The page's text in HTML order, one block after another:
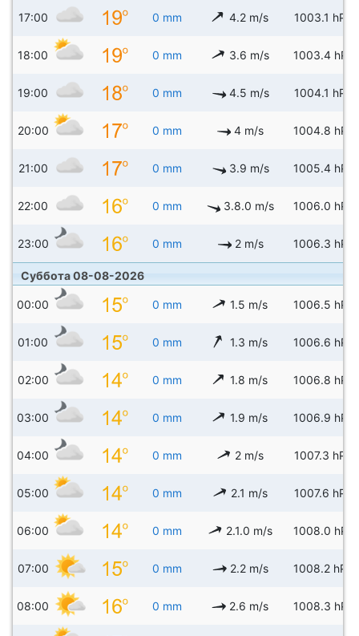
17:00 0 mm 4.2 m/s 1003.1 hPa
18:00 0 mm 3.6 m/s 1003.4 hPa
19:00 0 mm 4.5 m/s 1004.1 hPa
20:00 0 mm 4 m/s 1004.8 hPa
21:00 0 mm 3.9 m/s 1005.4 hPa
22:00 0 mm 3.8.0 m/s 1006.0 hPa
23:00 0 mm 2 m/s 1006.3 hPa
Суббота 08-08-2026
00:00 0 mm 1.5 m/s 1006.5 hPa
01:00 0 mm 1.3 m/s 1006.6 hPa
02:00 0 mm 1.8 m/s 1006.8 hPa
03:00 0 mm 1.9 m/s 1006.9 hPa
04:00 0 mm 2 m/s 1007.3 hPa
05:00 0 mm 2.1 m/s 1007.6 hPa
06:00 0 mm 2.1.0 m/s 1008.0 hPa
07:00 0 mm 2.2 m/s 1008.2 hPa
08:00 0 mm 2.6 m/s 1008.3 hPa